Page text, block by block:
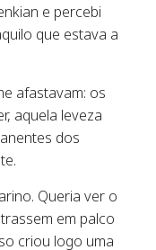
e percebi
que estava a
afastavam: os
aquela leveza
dos
Queria ver o
em palco
criou logo uma